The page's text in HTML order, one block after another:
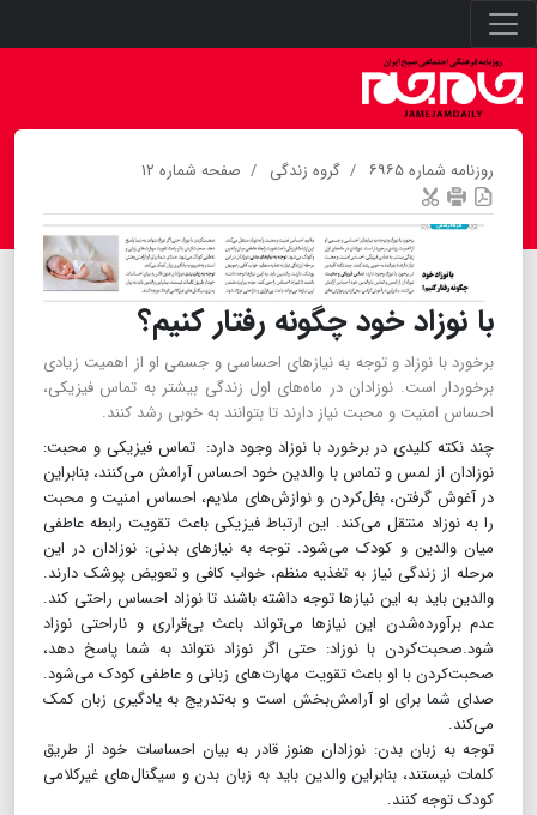
روزنامه شماره ۶۹۶۵ گروه زندگی صفحه شماره ۱۲
با نوزاد خود چگونه رفتار کنیم؟
برخورد با نوزاد و توجه به نیازهای احساسی و جسمی او از اهمیت زیادی
برخوردار است. نوزادان در ماه‌های اول زندگی بیشتر به تماس فیزیکی،
احساس امنیت و محبت نیاز دارند تا بتوانند به خوبی رشد کنند.
چند نکته کلیدی در برخورد با نوزاد وجود دارد: تماس فیزیکی و محبت:
نوزادان از لمس و تماس با والدین خود احساس آرامش می‌کنند، بنابراین
در آغوش گرفتن، بغل‌کردن و نوازش‌های ملایم، احساس امنیت و محبت
را به نوزاد منتقل می‌کند. این ارتباط فیزیکی باعث تقویت رابطه عاطفی
میان والدین و کودک می‌شود. توجه به نیازهای بدنی: نوزادان در این
مرحله از زندگی نیاز به تغذیه منظم، خواب کافی و تعویض پوشک دارند.
والدین باید به این نیازها توجه داشته باشند تا نوزاد احساس راحتی کند.
عدم برآورده‌شدن این نیازها می‌تواند باعث بی‌قراری و ناراحتی نوزاد
شود.صحبت‌کردن با نوزاد: حتی اگر نوزاد نتواند به شما پاسخ دهد،
صحبت‌کردن با او باعث تقویت مهارت‌های زبانی و عاطفی کودک می‌شود.
صدای شما برای او آرامش‌بخش است و به‌تدریج به یادگیری زبان کمک
می‌کند.
توجه به زبان بدن: نوزادان هنوز قادر به بیان احساسات خود از طریق
کلمات نیستند، بنابراین والدین باید به زبان بدن و سیگنال‌های غیرکلامی
کودک توجه کنند.